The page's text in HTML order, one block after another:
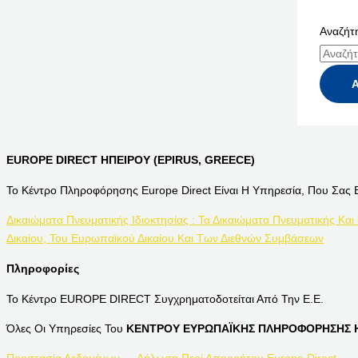
EUROPE DIRECT ΗΠΕΙΡΟΥ (EPIRUS, GREECE)
Το Κέντρο Πληροφόρησης Europe Direct Είναι Η Υπηρεσία, Που Σας
Δικαιώματα Πνευματικής Ιδιοκτησίας : Τα Δικαιώματα Πνευματικής
Δικαίου, Του Ευρωπαϊκού Δικαίου Και Των Διεθνών Συμβάσεων
Πληροφορίες
Το Κέντρο EUROPE DIRECT Συγχρηματοδοτείται Από Την Ε.Ε.
Όλες Οι Υπηρεσίες Του ΚΕΝΤΡΟΥ ΕΥΡΩΠΑΪΚΗΣ ΠΛΗΡΟΦΟΡΗΣΗΣ